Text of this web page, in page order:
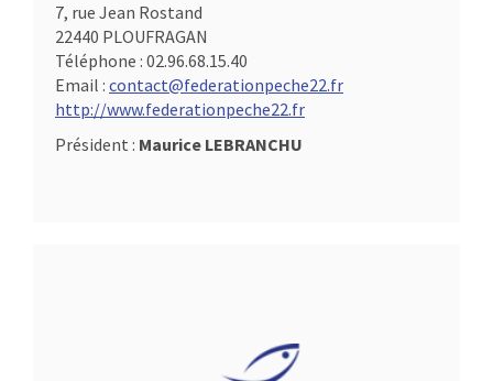
7, rue Jean Rostand
22440 PLOUFRAGAN
Téléphone : 02.96.68.15.40
Email : contact@federationpeche22.fr
http://www.federationpeche22.fr
Président : Maurice LEBRANCHU